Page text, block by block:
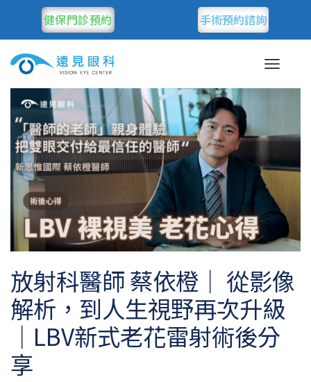
健保門診預約 手術預約諮詢
放射科醫師 蔡依橙｜ 從影像
解析，到人生視野再次升級
｜LBV新式老花雷射術後分
享